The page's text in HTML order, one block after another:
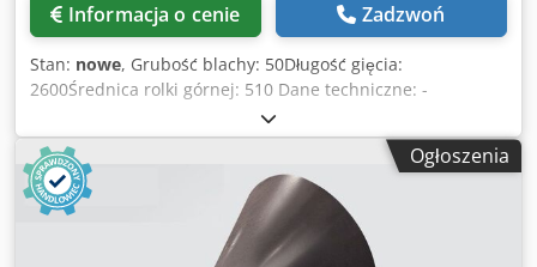
Informacja o cenie Zadzwoń
Stan: nowe, Grubość blachy: 50Długość gięcia:
2600Średnica rolki górnej: 510 Dane techniczne: -
Hartowane i polerowane rolki - Kompletny korpus
wykonany ze stali ST-52 - 4 rolki są rozmieszczone
symetrycznie - Hydraulicznie napędzana pokrywa dla
łatwego usuwania materiału - Cyfrowy wskaźnik położenia
rolki dolnej i bocznej - Posuw hydrauliczny - Górne i dolne
rolki są napędzane hydraulicznie i przez przekładnię -
Ogłoszenia